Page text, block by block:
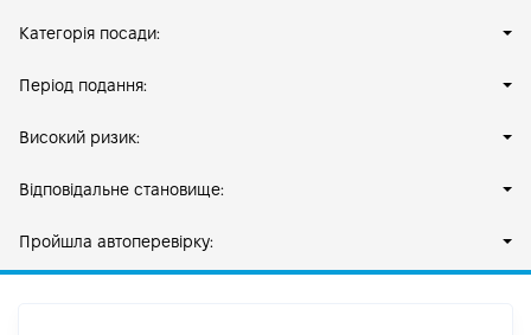
Категорія посади:
Період подання:
Високий ризик:
Відповідальне становище:
Пройшла автоперевірку: